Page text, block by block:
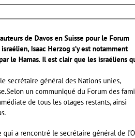
de Davos en Suisse pour le Forum
Isaac Herzog s’y est notamment
le Hamas. Il est clair que les israéliens
secrétaire général des Nations unies,
un communiqué du Forum des
de tous les otages restants, ainsi
a rencontré le secrétaire général de